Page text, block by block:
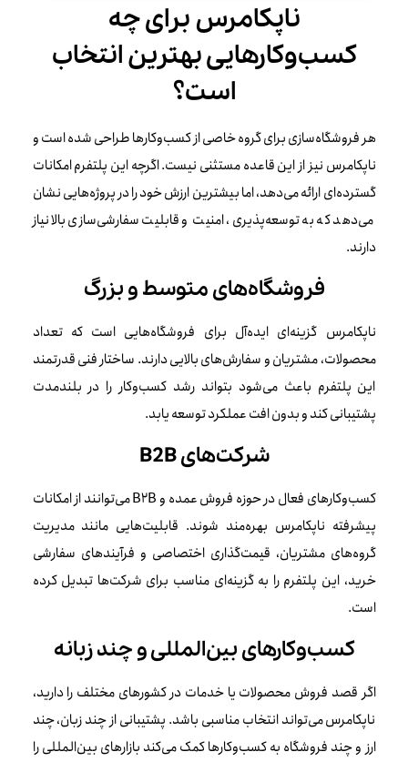
ناپکامرس برای چه
کسب‌وکارهایی بهترین انتخاب
است؟
هر فروشگاه‌سازی برای گروه خاصی از کسب‌وکارها طراحی شده است و
ناپکامرس نیز از این قاعده مستثنی نیست. اگرچه این پلتفرم امکانات
گسترده‌ای ارائه می‌دهد، اما بیشترین ارزش خود را در پروژه‌هایی نشان
می‌دهد که به توسعه‌پذیری، امنیت و قابلیت سفارشی‌سازی بالا نیاز
دارند.
فروشگاه‌های متوسط و بزرگ
ناپکامرس گزینه‌ای ایده‌آل برای فروشگاه‌هایی است که تعداد
محصولات، مشتریان و سفارش‌های بالایی دارند. ساختار فنی قدرتمند
این پلتفرم باعث می‌شود بتواند رشد کسب‌وکار را در بلندمدت
پشتیبانی کند و بدون افت عملکرد توسعه یابد.
شرکت‌های B2B
کسب‌وکارهای فعال در حوزه فروش عمده و B2B می‌توانند از امکانات
پیشرفته ناپکامرس بهره‌مند شوند. قابلیت‌هایی مانند مدیریت
گروه‌های مشتریان، قیمت‌گذاری اختصاصی و فرآیندهای سفارشی
خرید، این پلتفرم را به گزینه‌ای مناسب برای شرکت‌ها تبدیل کرده
است.
کسب‌وکارهای بین‌المللی و چند زبانه
اگر قصد فروش محصولات یا خدمات در کشورهای مختلف را دارید،
ناپکامرس می‌تواند انتخاب مناسبی باشد. پشتیبانی از چند زبان، چند
ارز و چند فروشگاه به کسب‌وکارها کمک می‌کند بازارهای بین‌المللی را